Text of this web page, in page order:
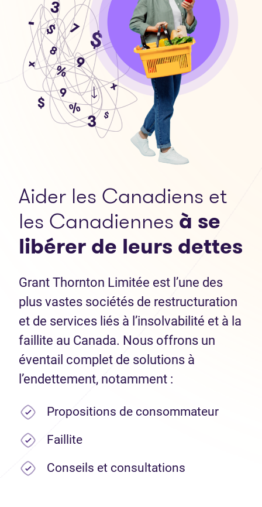
Aider les Canadiens et
les Canadiennes à se
libérer de leurs dettes
Grant Thornton Limitée est l’une des
plus vastes sociétés de restructuration
et de services liés à l’insolvabilité et à la
faillite au Canada. Nous offrons un
éventail complet de solutions à
l’endettement, notamment :
Propositions de consommateur
Faillite
Conseils et consultations